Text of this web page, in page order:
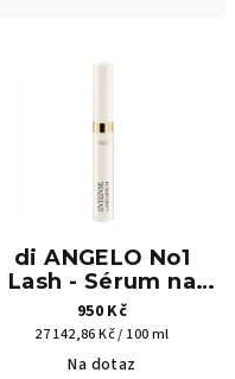
di ANGELO No1
Lash - Sérum na
růst řas, 3.5ml
950 Kč
Měrná
cena:
27 142,86 Kč / 100 ml
Na dotaz